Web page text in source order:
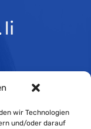
wir Technologien
und/oder darauf